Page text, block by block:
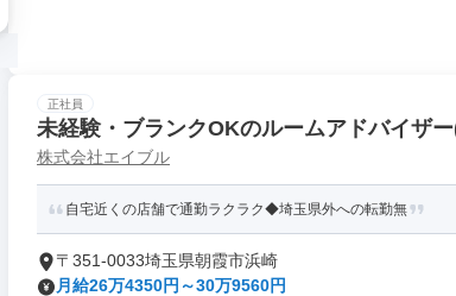
正社員
未経験・ブランクOKのルームアドバイザ
株式会社エイブル
自宅近くの店舗で通勤ラクラク◆埼玉県外への転勤無
〒351-0033埼玉県朝霞市浜崎
月給26万4350円～30万9560円